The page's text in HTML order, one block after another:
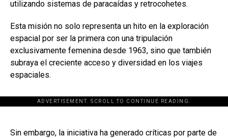
utilizando sistemas de paracaídas y retrocohetes.
Esta misión no solo representa un hito en la exploración
espacial por ser la primera con una tripulación
exclusivamente femenina desde 1963, sino que también
subraya el creciente acceso y diversidad en los viajes
espaciales.
ADVERTISEMENT. SCROLL TO CONTINUE READING.
[adsforwp id="243463"]
Sin embargo, la iniciativa ha generado críticas por parte de